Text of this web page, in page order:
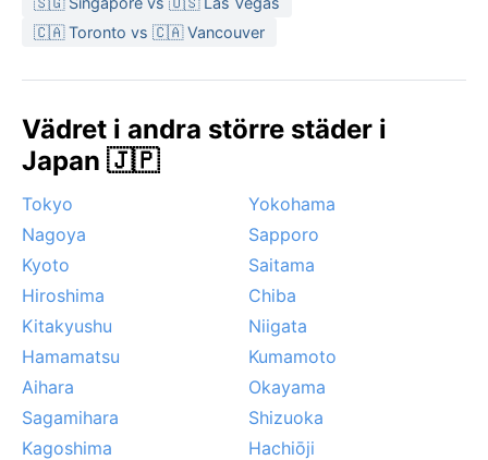
🇨🇦 Toronto vs 🇨🇦 Vancouver
Vädret i andra större städer i
Japan 🇯🇵
Tokyo
Yokohama
Nagoya
Sapporo
Kyoto
Saitama
Hiroshima
Chiba
Kitakyushu
Niigata
Hamamatsu
Kumamoto
Aihara
Okayama
Sagamihara
Shizuoka
Kagoshima
Hachiōji